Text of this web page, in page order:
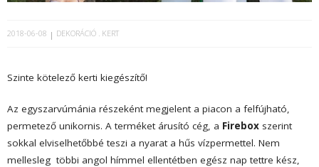
2018-06-08 DEKORÁCIÓ KERT
Szinte kötelező kerti kiegészítő!
Az egyszarvúmánia részeként megjelent a piacon a felfújható,
permetező unikornis. A terméket árusító cég, a Firebox szerint
sokkal elviselhetőbbé teszi a nyarat a hűs vízpermettel. Nem
mellesleg többi angol hímmel ellentétben egész nap tettre kész,